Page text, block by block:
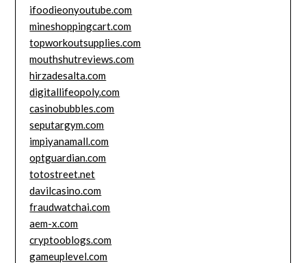
ifoodieonyoutube.com
mineshoppingcart.com
topworkoutsupplies.com
mouthshutreviews.com
hirzadesalta.com
digitallifeopoly.com
casinobubbles.com
seputargym.com
impiyanamall.com
optguardian.com
totostreet.net
davilcasino.com
fraudwatchai.com
aem-x.com
cryptooblogs.com
gameuplevel.com